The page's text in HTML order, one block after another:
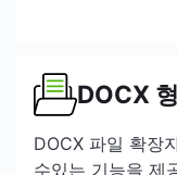
DOCX
DOCX 파일 확장
수있는 기능을 제